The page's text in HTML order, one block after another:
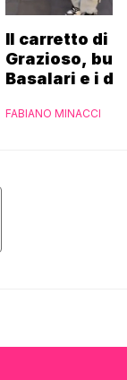
Il carretto di
Grazioso,
Basalari e i
Ferrero”
FABIANO MINACCI